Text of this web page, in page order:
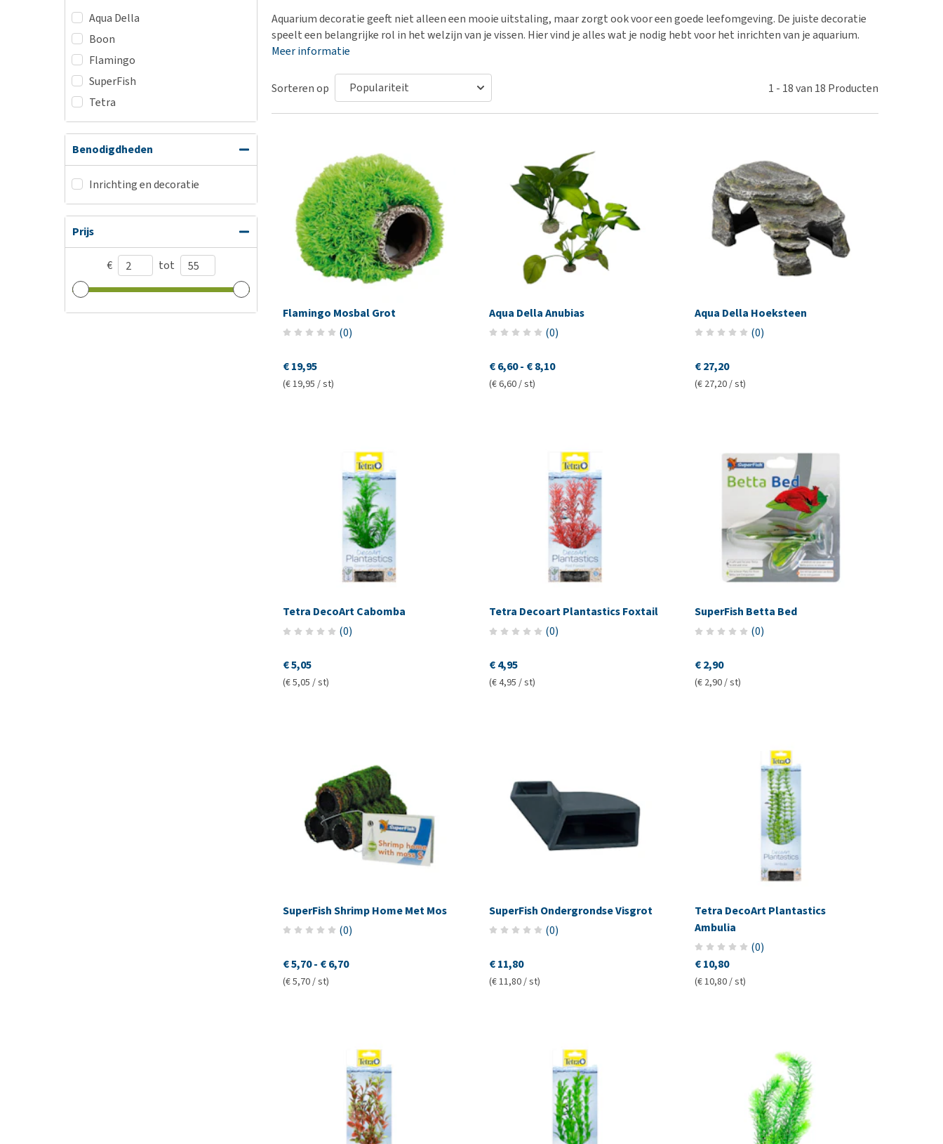
Biologisch hondenvoer
Vegan hondenvoer
Voer- en drinkbakken
Puppy benodigdheden
Bekijk alles
Puppy apotheek
Ouderdom en dementie
Bekijk alles
Puppy apotheek
Vuurwerkangst
Ouderdom en dementie
Help! Mijn hond plast in
huis. Wat nu?
Aqua Della
Boon
Flamingo
SuperFish
Tetra
Benodigdheden
Inrichting en decoratie
Prijs
€ tot
Aquarium decoratie geeft niet alleen een mooie uitstaling, maar zorgt ook voor een goede leefomgeving. De juiste decoratie
speelt een belangrijke rol in het welzijn van je vissen. Hier vind je alles wat je nodig hebt voor het inrichten van je aquarium.
Meer informatie
Sorteren op 1 - 18van 18 Producten
Flamingo Mosbal Grot
(0)
€ 19,95
(€ 19,95 / st)
Aqua Della Anubias
(0)
€ 6,60 - € 8,10
(€ 6,60 / st)
Aqua Della Hoeksteen
(0)
€ 27,20
(€ 27,20 / st)
Tetra DecoArt Cabomba
(0)
€ 5,05
(€ 5,05 / st)
Tetra Decoart Plantastics Foxtail
(0)
€ 4,95
(€ 4,95 / st)
SuperFish Betta Bed
(0)
€ 2,90
(€ 2,90 / st)
SuperFish Shrimp Home Met Mos
(0)
€ 5,70- € 6,70
(€ 5,70 / st)
SuperFish Ondergrondse Visgrot
(0)
€ 11,80
(€ 11,80 / st)
Tetra DecoArt Plantastics
Ambulia
(0)
€ 10,80
(€ 10,80 / st)